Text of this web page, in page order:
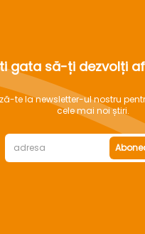
gata să-ți dezvolți
te la newsletter-ul nostru
cele mai noi știri.